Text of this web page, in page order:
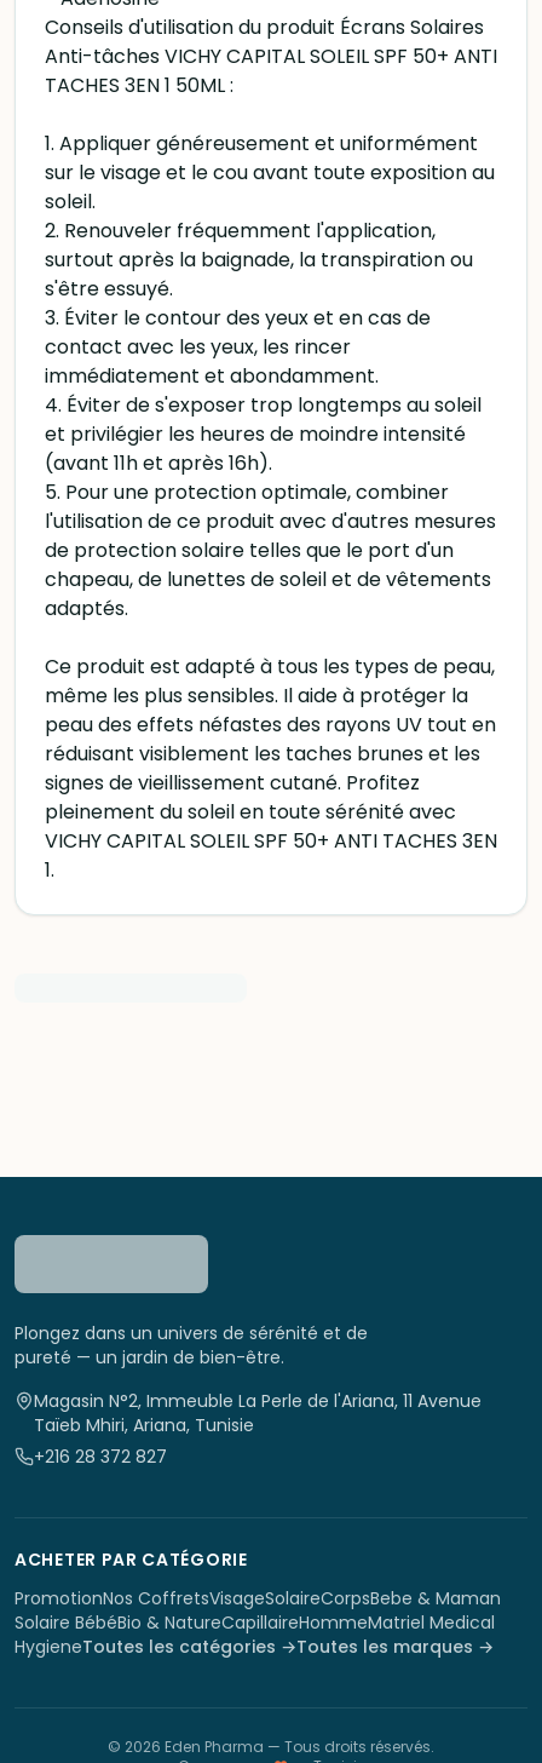
Conseils d'utilisation du produit Écrans Solaires
Anti-tâches VICHY CAPITAL SOLEIL SPF 50+ ANTI
TACHES 3EN 1 50ML :
1. Appliquer généreusement et uniformément
sur le visage et le cou avant toute exposition au
soleil.
2. Renouveler fréquemment l'application,
surtout après la baignade, la transpiration ou
s'être essuyé.
3. Éviter le contour des yeux et en cas de
contact avec les yeux, les rincer
immédiatement et abondamment.
4. Éviter de s'exposer trop longtemps au soleil
et privilégier les heures de moindre intensité
(avant 11h et après 16h).
5. Pour une protection optimale, combiner
l'utilisation de ce produit avec d'autres mesures
de protection solaire telles que le port d'un
chapeau, de lunettes de soleil et de vêtements
adaptés.
Ce produit est adapté à tous les types de peau,
même les plus sensibles. Il aide à protéger la
peau des effets néfastes des rayons UV tout en
réduisant visiblement les taches brunes et les
signes de vieillissement cutané. Profitez
pleinement du soleil en toute sérénité avec
VICHY CAPITAL SOLEIL SPF 50+ ANTI TACHES 3EN
1.
Plongez dans un univers de sérénité et de
pureté — un jardin de bien-être.
Magasin N°2, Immeuble La Perle de l'Ariana, 11 Avenue
Taïeb Mhiri, Ariana, Tunisie
+216 28 372 827
ACHETER PAR CATÉGORIE
PromotionNos CoffretsVisageSolaireCorpsBebe & Maman
Solaire BébéBio & NatureCapillaireHommeMatriel Medical
HygieneToutes les catégories →Toutes les marques →
© 2026 Eden Pharma — Tous droits réservés.